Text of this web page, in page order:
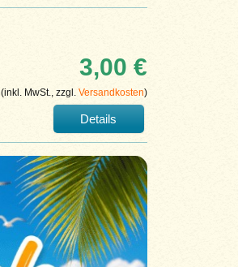
3,00 €
(inkl. MwSt., zzgl. Versandkosten)
Details